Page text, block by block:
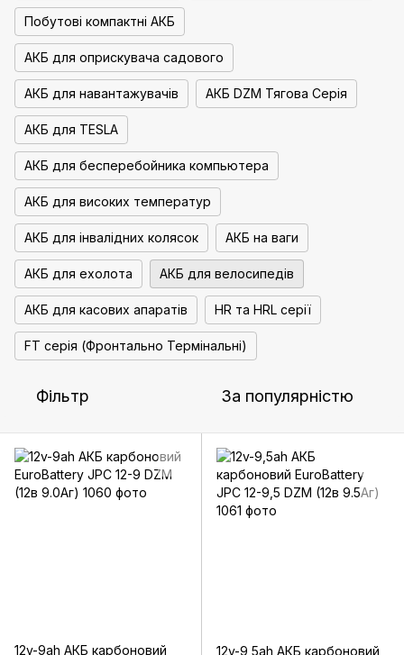
Побутові компактні АКБ
АКБ для оприскувача садового
АКБ для навантажувачів АКБ DZM Тягова Серія
АКБ для TESLA
АКБ для бесперебойника компьютера
АКБ для високих температур
АКБ для інвалідних колясок АКБ на ваги
АКБ для ехолота АКБ для велосипедів
АКБ для касових апаратів HR та HRL серії
FT серія (Фронтально Термінальні)
Фільтр За популярністю
12v-9ah АКБ карбоновий
12v-9,5ah АКБ карбоновий